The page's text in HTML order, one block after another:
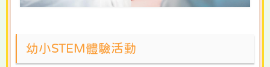
幼小STEM體驗活動